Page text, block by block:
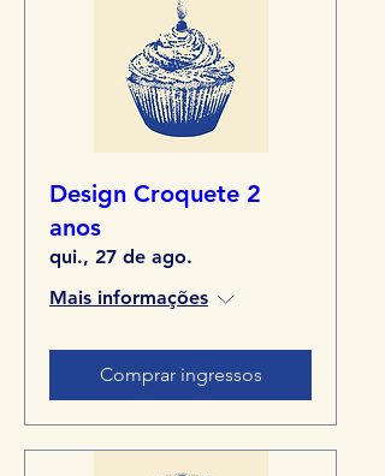
Design Croquete 2
anos
qui., 27 de ago.
Mais informações
Comprar ingressos